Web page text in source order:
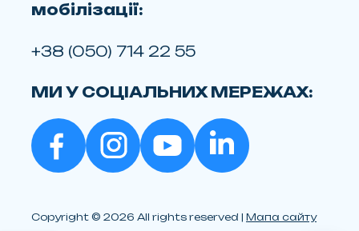
мобілізації:
+38 (050) 714 22 55
МИ У СОЦІАЛЬНИХ МЕРЕЖАХ:
Copyright © 2026 All rights reserved | Мапа сайту